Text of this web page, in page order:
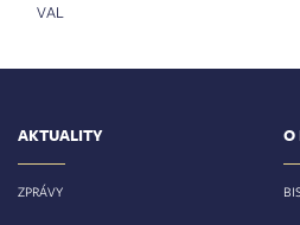
VAL
AKTUALITY
ZPRÁVY
O